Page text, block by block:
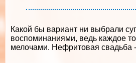
Какой бы вариант ни выбрали
воспоминаниями, ведь каждое
мелочами. Нефритовая свадьба